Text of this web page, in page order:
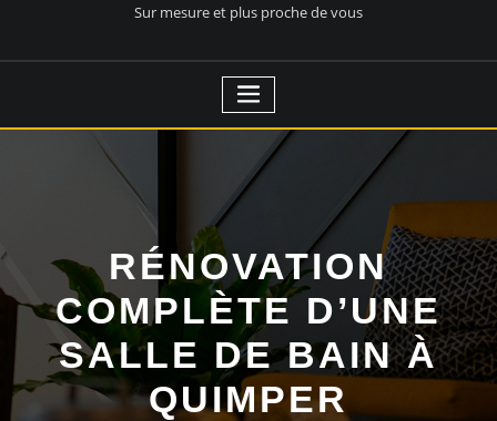
Sur mesure et plus proche de vous
RÉNOVATION
COMPLÈTE D’UNE
SALLE DE BAIN À
QUIMPER